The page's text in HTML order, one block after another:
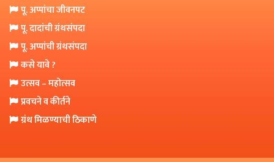
पू. अप्पांचा जीवनपट
पू. दादांची ग्रंथसंपदा
पू. अप्पांची ग्रंथसंपदा
कसे यावे ?
उत्सव – महोत्सव
प्रवचने व कीर्तने
ग्रंथ मिळण्याची ठिकाणे